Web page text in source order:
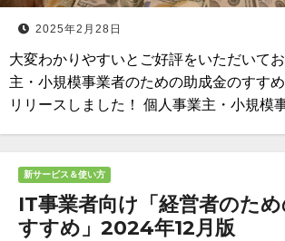
2025年2月28日
大変わかりやすいとご好評をいただいて
主・小規模事業者のための助成金のすす
リリースしました！ 個人事業主・小規模
新サービス＆使い方
IT事業者向け「経営者のた
すすめ」2024年12月版